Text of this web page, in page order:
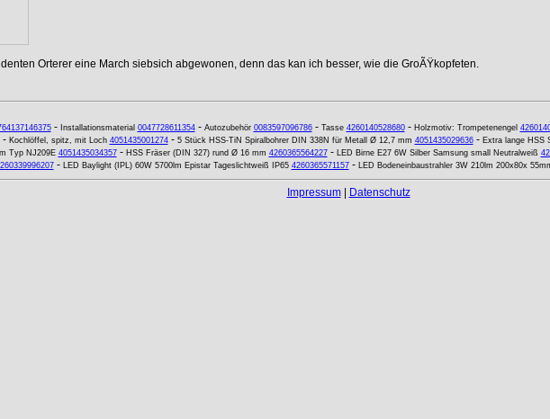
Orterer eine March siebsich abgewonen, denn das kan ich besser, wie die GroÃŸkopfeten.
- Installationsmaterial 0047728611354- Autozubehör 0083597096786- Tasse 4260140528680- Holzmotiv: Trompetenengel
- Kochlöffel, spitz, mit Loch 4051435001274- 5 Stück HSS-TiN Spiralbohrer DIN 338N für Metall Ø 12,7 mm 4051435029636- Extra lange HSS
Typ NJ209E 4051435034357- HSS Fräser (DIN 327) rund Ø 16 mm 4260365564227- LED Birne E27 6W Silber Samsung small Neutralweiß
- LED Baylight (IPL) 60W 5700lm Epistar Tageslichtweiß IP65 4260365571157- LED Bodeneinbaustrahler 3W 210lm 200x80x
Impressum| Datenschutz